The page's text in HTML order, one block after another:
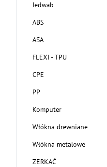
Jedwab
ABS
ASA
FLEXI - TPU
CPE
PP
Komputer
Włókna drewniane
Włókna metalowe
ZERKAĆ